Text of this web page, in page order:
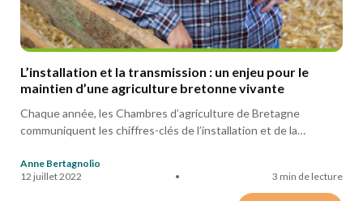
L’installation et la transmission : un enjeu pour le
maintien d’une agriculture bretonne vivante
Chaque année, les Chambres d’agriculture de Bretagne
communiquent les chiffres-clés de l’installation et de la…
Anne Bertagnolio
12 juillet 2022
• 3 min de lecture